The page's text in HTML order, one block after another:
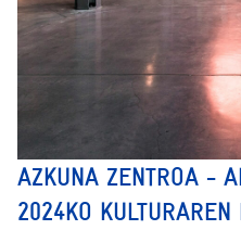
AZKUNA ZENTROA -
2024KO KULTURAREN